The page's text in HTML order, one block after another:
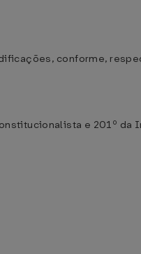
conforme,
e 201º da